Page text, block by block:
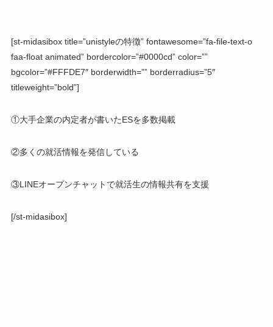
[st-midasibox title=”unistyleの特徴” fontawesome=”fa-file-text-o
faa-float animated” bordercolor=”#0000cd” color=””
bgcolor=”#FFFDE7″ borderwidth=”” borderradius=”5″
titleweight=”bold”]
①大手企業の内定者が書いたESを多数掲載
②多くの就活情報を発信している
③LINEオープンチャットで就活生の情報共有を支援
[/st-midasibox]